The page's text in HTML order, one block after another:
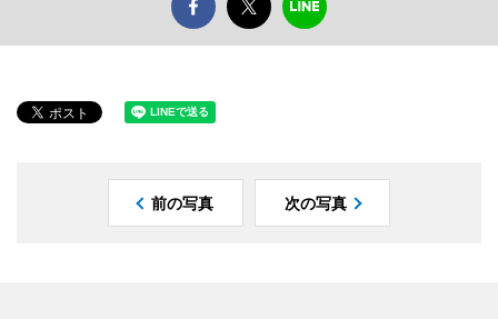
前の写真 次の写真